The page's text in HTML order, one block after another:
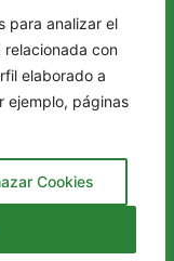
para analizar el
con
elaborado a
ejemplo, páginas
Cookies
los Vinos
SAU.